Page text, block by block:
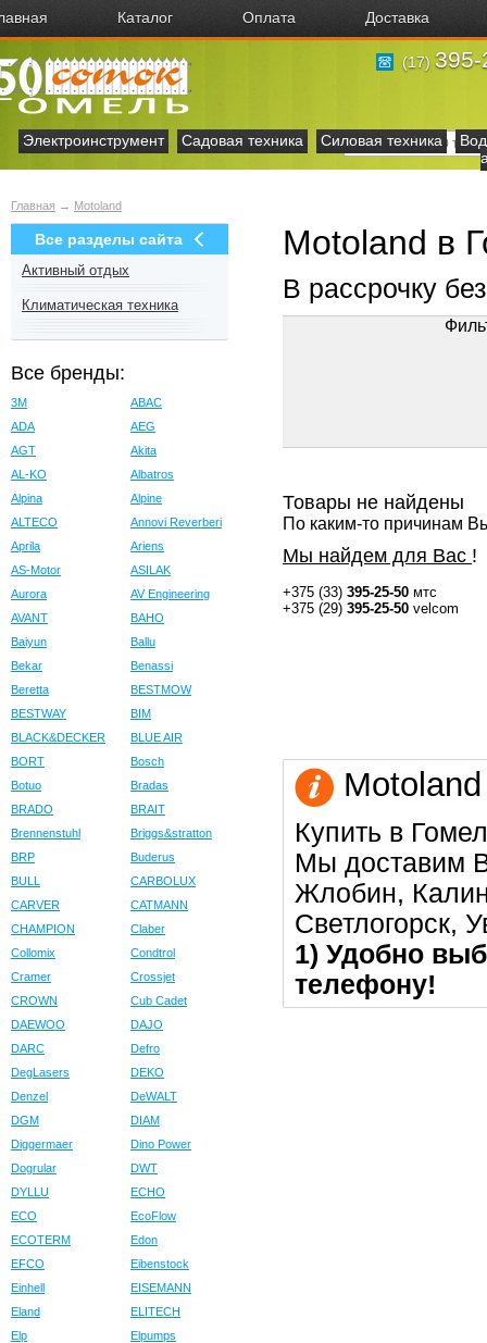
Каталог Оплата Доставка
(17) 395-
Электроинструмент Садовая техника Силовая техника
Главная → Motoland
Все разделы сайта
Активный отдых
Климатическая техника
Все бренды:
3M
ABAC
ADA
AEG
AGT
Akita
AL-KO
Albatros
Alpina
Alpine
ALTECO
Annovi Reverberi
Aprila
Ariens
AS-Motor
ASILAK
Aurora
AV Engineering
AVANT
BAHO
Baiyun
Ballu
Bekar
Benassi
Beretta
BESTMOW
BESTWAY
BIM
BLACK&DECKER
BLUE AIR
BORT
Bosch
Botuo
Bradas
BRADO
BRAIT
Brennenstuhl
Briggs&stratton
BRP
Buderus
BULL
CARBOLUX
CARVER
CATMANN
CHAMPION
Claber
Collomix
Condtrol
Cramer
Crossjet
CROWN
Cub Cadet
DAEWOO
DAJO
DARC
Defro
DegLasers
DEKO
Denzel
DeWALT
DGM
DIAM
Diggermaer
Dino Power
Dogrular
DWT
DYLLU
ECHO
ECO
EcoFlow
ECOTERM
Edon
EFCO
Eibenstock
Einhell
EISEMANN
Eland
ELITECH
Elp
Elpumps
Motoland в
В рассрочку
Товары не найдены
По каким-то причинам
Мы найдем для Вас !
+375 (33) 395-25-50 мтс
+375 (29) 395-25-50 velcom
Купить в
Мы доставим
Жлобин,
Светлогорск,
1) Удобно
телефону!